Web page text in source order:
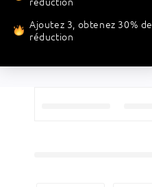
Ajoutez 3, obtenez 30% de
réduction